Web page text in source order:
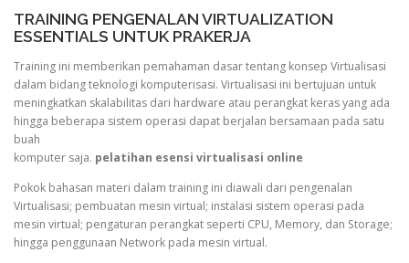
TRAINING PENGENALAN VIRTUALIZATION
ESSENTIALS UNTUK PRAKERJA
Training ini memberikan pemahaman dasar tentang konsep Virtualisasi
dalam bidang teknologi komputerisasi. Virtualisasi ini bertujuan untuk
meningkatkan skalabilitas dari hardware atau perangkat keras yang ada
hingga beberapa sistem operasi dapat berjalan bersamaan pada satu
buah
komputer saja. pelatihan esensi virtualisasi online
Pokok bahasan materi dalam training ini diawali dari pengenalan
Virtualisasi; pembuatan mesin virtual; instalasi sistem operasi pada
mesin virtual; pengaturan perangkat seperti CPU, Memory, dan Storage;
hingga penggunaan Network pada mesin virtual.